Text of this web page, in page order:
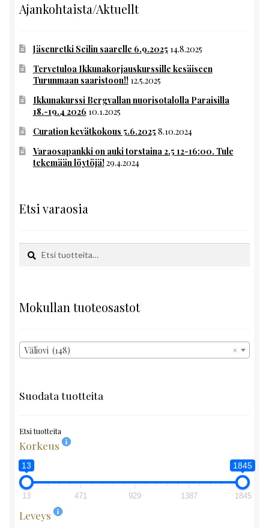
Ajankohtaista/Aktuellt
Jäsenretki Seilin saarelle 6.9.2025 14.8.2025
Tervetuloa Ikkunakorjauskurssille kesäiseen
Turunmaan saaristoon!! 12.5.2025
Ikkunakurssi Bergvallan nuorisotalolla Paraisilla
18.-19.4 2026 10.1.2025
Curation kevätkokous 5.6.2025 8.10.2024
Varaosapankki on auki torstaina 2.5 12-16:00. Tule
tekemään löytöjä!29.4.2024
Etsi varaosia
Etsi:
Haku
Mokullan tuoteosastot
×
Väliovi (148)
Suodata tuotteita
Etsi tuotteita
Korkeus
13 1845
13 471 929 1387 1845
Leveys